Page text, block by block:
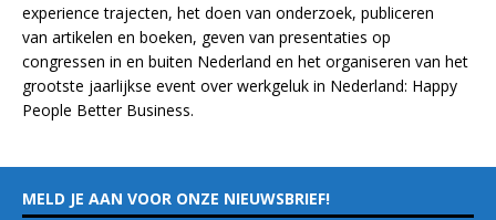
experiencetrajecten, het doen van onderzoek, publiceren
van artikelen en boeken, geven van presentaties op
congressen in en buiten Nederland en het organiseren van het
grootste jaarlijkse event over werkgeluk in Nederland: Happy
People Better Business.
MELD JE AAN VOOR ONZE NIEUWSBRIEF!